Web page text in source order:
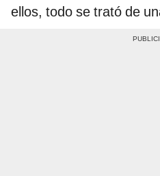
ellos, todo se trató de